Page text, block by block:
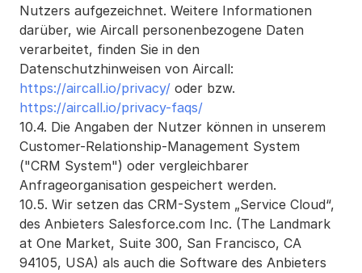
Nutzers aufgezeichnet. Weitere Informationen
darüber, wie Aircall personenbezogene Daten
verarbeitet, finden Sie in den
Datenschutzhinweisen von Aircall:
https://aircall.io/privacy/ oder bzw.
https://aircall.io/privacy-faqs/
10.4. Die Angaben der Nutzer können in unserem
Customer-Relationship-Management System
("CRM System") oder vergleichbarer
Anfrageorganisation gespeichert werden.
10.5. Wir setzen das CRM-System „Service Cloud“,
des Anbieters Salesforce.com Inc. (The Landmark
at One Market, Suite 300, San Francisco, CA
94105, USA) als auch die Software des Anbieters